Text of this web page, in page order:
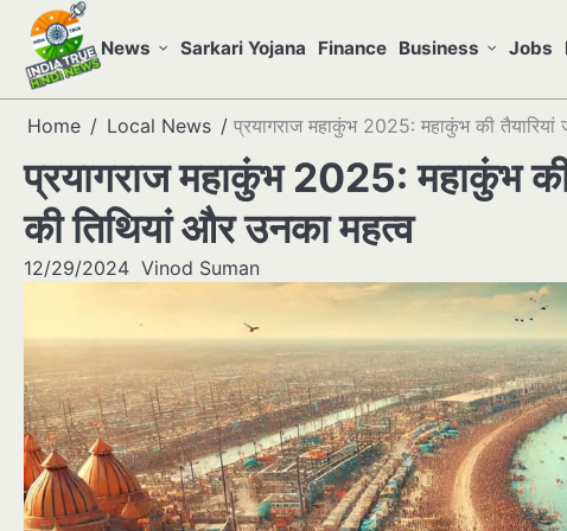
Skip
content
News Sarkari Yojana Finance Business Jobs
Home
Local News प्रयागराज महाकुंभ 2025: महाकुंभ की
प्रयागराज महाकुंभ 2025: महाकुंभ की
की तिथियां और उनका महत्व
12/29/2024 Vinod Suman